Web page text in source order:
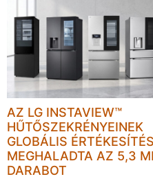
AZ LG INSTAVIEW™
HŰTŐSZEKRÉNYEINEK
GLOBÁLIS
MEGHALADTA AZ 5,3
DARABOT